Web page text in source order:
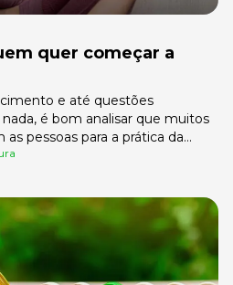
quer começar a
e até questões
é bom analisar que muitos
pessoas para a prática da
que o cuidado com o bem-
[…]